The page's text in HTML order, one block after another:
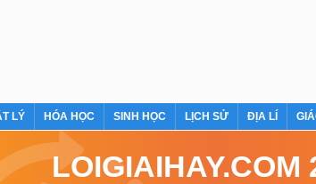
LÝ HÓA HỌC SINH HỌC LỊCH SỬ ĐỊA LÍ
LOIGIAIHAY.COM